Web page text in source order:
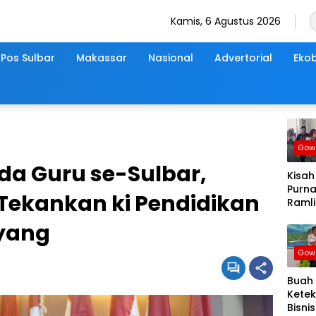
Kamis, 6 Agustus 2026
Pos Sulbar Makassar Nasional Advertorial
Guru se-Sulbar,
ki Pendidikan
Kisah
Buah